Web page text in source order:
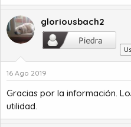
gloriousbach2
16 Ago 2019
Gracias por la información.
utilidad.